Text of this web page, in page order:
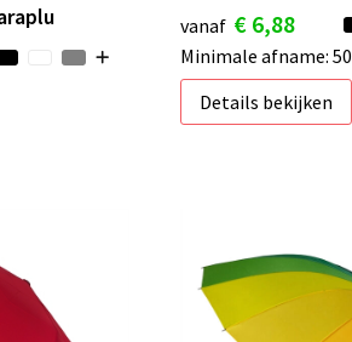
vanaf € 6,88
Minimale afname: 50
Details bekijken